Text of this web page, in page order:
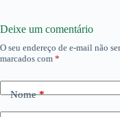
Deixe um comentário
O seu endereço de e-mail não
marcados com *
Nome*